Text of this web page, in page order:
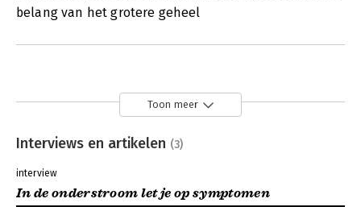
belang van het grotere geheel
Toon meer
Interviews en artikelen (3)
interview
In de onderstroom let je op symptomen